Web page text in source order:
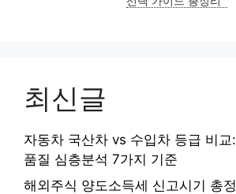
최신글
자동차 국산차 vs 수입차 등급 비교
품질 심층분석 7가지 기준
해외주식 양도소득세 신고시기 총